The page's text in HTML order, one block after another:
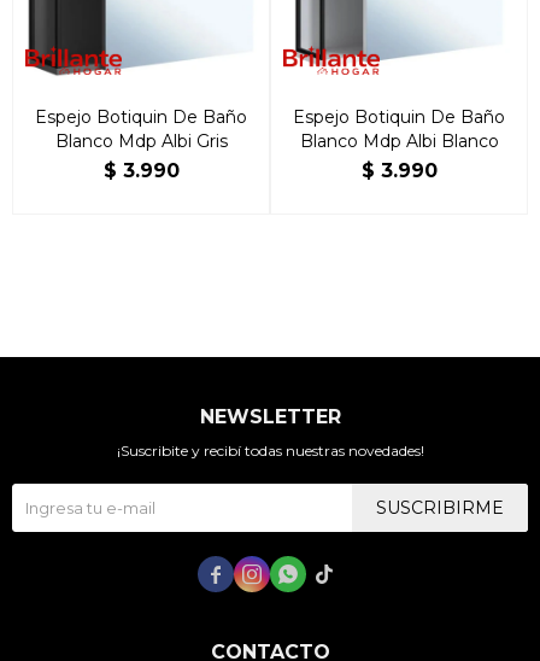
Espejo Botiquin De Baño
Blanco Mdp Albi Gris
$ 3.990
Espejo Botiquin De Baño
Blanco Mdp Albi Blanco
$ 3.990
CONTACTO
NEWSLETTER
¡Suscribite y recibí todas nuestras novedades!
SUSCRIBIRME
   